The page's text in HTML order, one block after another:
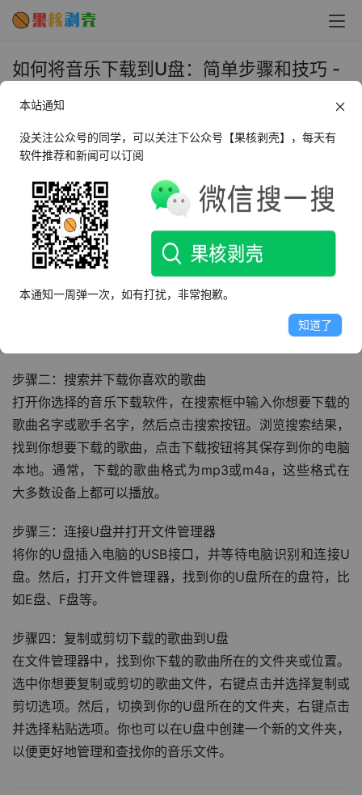
如何将音乐下载到U盘：简单步骤和技巧 -
2023年8月29日 上午10:47 • 教程
想要将你喜欢的音乐下载到U盘，以便在其他设备上播放？
下面将为你分享一些简单的步骤和技巧，希望能够帮助到有
需要的网友。
步骤一：选择合适的音乐下载软件
首先，你需要选择一个合适的音乐下载软件，并将其安装在
你的电脑上。一些流行的音乐下载软件包括QQ音乐、酷狗
音乐等。确保选择一个功能强大且易于使用的软件。
步骤二：搜索并下载你喜欢的歌曲
打开你选择的音乐下载软件，在搜索框中输入你想要下载的
歌曲名字或歌手名字，然后点击搜索按钮。浏览搜索结果，
找到你想要下载的歌曲，点击下载按钮将其保存到你的电脑
本地。通常，下载的歌曲格式为mp3或m4a，这些格式在
大多数设备上都可以播放。
步骤三：连接U盘并打开文件管理器
将你的U盘插入电脑的USB接口，并等待电脑识别和连接U
盘。然后，打开文件管理器，找到你的U盘所在的盘符，比
如E盘、F盘等。
步骤四：复制或剪切下载的歌曲到U盘
在文件管理器中，找到你下载的歌曲所在的文件夹或位置。
选中你想要复制或剪切的歌曲文件，右键点击并选择复制或
剪切选项。然后，切换到你的U盘所在的文件夹，右键点击
并选择粘贴选项。你也可以在U盘中创建一个新的文件夹，
以便更好地管理和查找你的音乐文件。
本站通知
没关注公众号的同学，可以关注下公众号【果核剥壳】，每天有
软件推荐和新闻可以订阅
本通知一周弹一次，如有打扰，非常抱歉。
知道了